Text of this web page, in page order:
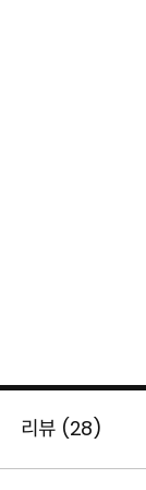
리뷰 (28)